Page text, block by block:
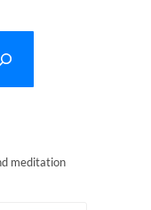
meditation